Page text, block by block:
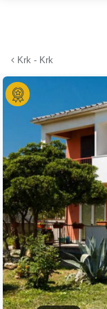
Krk - Krk